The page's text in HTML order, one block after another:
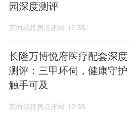
园深度测评
克而瑞好房点评网 12:55
长隆万博悦府医疗配套深度
测评：三甲环伺，健康守护
触手可及
克而瑞好房点评网 12:35